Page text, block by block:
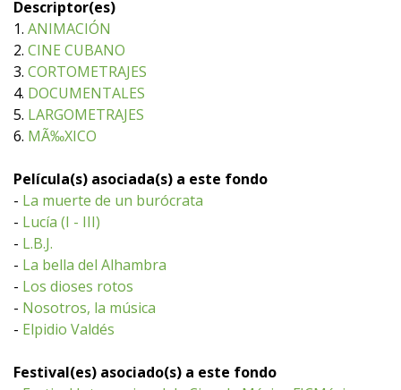
Descriptor(es)
1. ANIMACIÓN
2. CINE CUBANO
3. CORTOMETRAJES
4. DOCUMENTALES
5. LARGOMETRAJES
6. MÃ‰XICO
Película(s) asociada(s) a este fondo
- La muerte de un burócrata
- Lucía (I - III)
- L.B.J.
- La bella del Alhambra
- Los dioses rotos
- Nosotros, la música
- Elpidio Valdés
Festival(es) asociado(s) a este fondo